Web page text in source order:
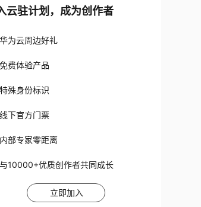
云驻计划，成为创作者
华为云周边好礼
免费体验产品
特殊身份标识
线下官方门票
内部专家零距离
与10000+优质创作者共同成长
立即加入